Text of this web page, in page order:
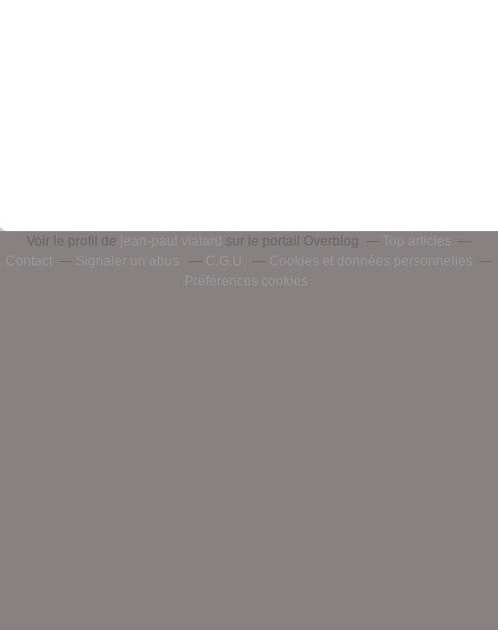
Voir le profil de jean-paul vialard sur le portail Overblog
Top articles
Contact
Signaler un abus C.G.U.
Cookies et données personnelles
Préférences cookies